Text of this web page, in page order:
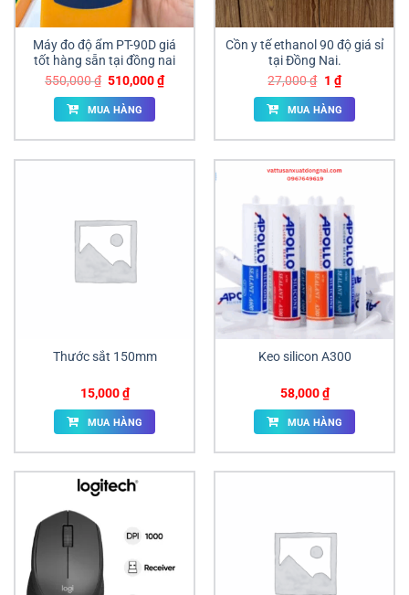
Máy đo độ ẩm PT-90D giá
tốt hàng sẵn tại đồng nai
550,000₫ Giá
là:
550,000 ₫.
510,000₫Giá
hiện
MUA HÀNG
Cồn y tế ethanol 90 độ giá sỉ
tại Đồng Nai.
27,000₫ Giá
gốc
là:
27,000 ₫.
1 ₫Giá
hiện
tại
là:
MUA HÀNG
Thước sắt 150mm
15,000₫
MUA HÀNG
Keo silicon A300
58,000₫
MUA HÀNG